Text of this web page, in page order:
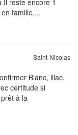
Il reste encore 1
famille,...
Saint-Nicolas
Blanc, lilac,
certitude si
à la